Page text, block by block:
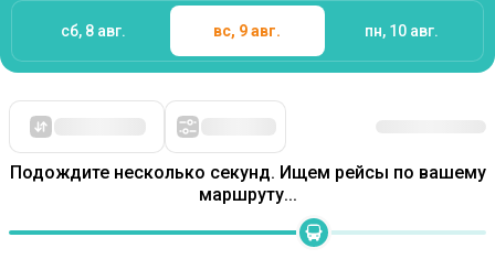
Подождите несколько секунд. Ищем рейсы по вашему
маршруту...